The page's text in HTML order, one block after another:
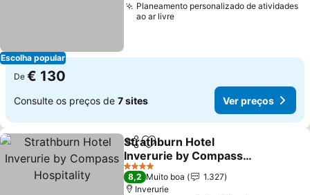
Escolha popular
Planeamento personalizado de atividades
ao ar livre
De € 130
Consulte os preços de 7 sites Ver preços
PartilharAdicionar aos favoritos
Strathburn Hotel
Inverurie by Compass
Hospitality
4 Estrelas
8,2 Muito boa
1.327
Inverurie